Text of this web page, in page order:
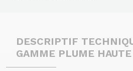
DESCRIPTIF
GAMME PLUME HAUTE